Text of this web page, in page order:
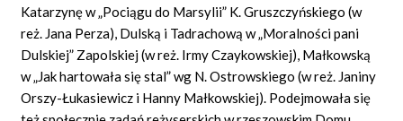
Katarzynę w „Pociągu do Marsylii” K. Gruszczyńskiego (w
reż. Jana Perza), Dulską i Tadrachową w „Moralności pani
Dulskiej” Zapolskiej (w reż. Irmy Czaykowskiej), Małkowską
w „Jak hartowała się stal” wg N. Ostrowskiego (w reż. Janiny
Orszy-Łukasiewicz i Hanny Małkowskiej). Podejmowała się